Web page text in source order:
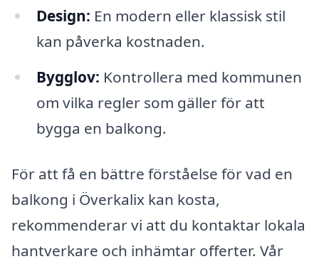
Design: En modern eller klassisk stil
kan påverka kostnaden.
Bygglov: Kontrollera med kommunen
om vilka regler som gäller för att
bygga en balkong.
För att få en bättre förståelse för vad en
balkong i Överkalix kan kosta,
rekommenderar vi att du kontaktar lokala
hantverkare och inhämtar offerter. Vår